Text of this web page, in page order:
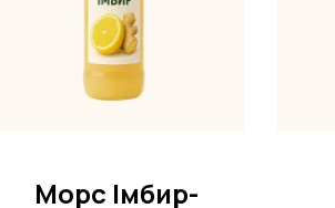
Морс Імбир-